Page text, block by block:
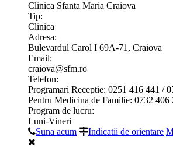
Clinica Sfanta Maria Craiova
Tip:
Clinica
Adresa:
Bulevardul Carol I 69A-71, Craiova
Email:
craiova@sfm.ro
Telefon:
Programari Receptie: 0251 416 441 /
Pentru Medicina de Familie: 0732 406
Program de lucru:
Luni-Vineri
Suna acum
Indicatii de orientare